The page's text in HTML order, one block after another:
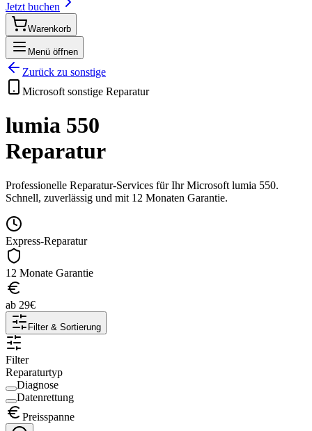
Jetzt buchen
Warenkorb
Menü öffnen
Zurück zu sonstige
Microsoft sonstige Reparatur
lumia 550
Reparatur
Professionelle Reparatur-Services für IhrMicrosoft lumia 550.
Schnell, zuverlässig und mit 12 Monaten Garantie.
Express-Reparatur
12 Monate Garantie
ab 29€
Filter & Sortierung
Filter
Reparaturtyp
Diagnose
Datenrettung
Preisspanne